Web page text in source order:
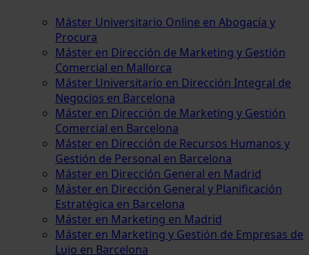
Máster Universitario Online en Abogacía y
Procura
Máster en Dirección de Marketing y Gestión
Comercial en Mallorca
Máster Universitario en Dirección Integral de
Negocios en Barcelona
Máster en Dirección de Marketing y Gestión
Comercial en Barcelona
Máster en Dirección de Recursos Humanos y
Gestión de Personal en Barcelona
Máster en Dirección General en Madrid
Máster en Dirección General y Planificación
Estratégica en Barcelona
Máster en Marketing en Madrid
Máster en Marketing y Gestión de Empresas de
Lujo en Barcelona